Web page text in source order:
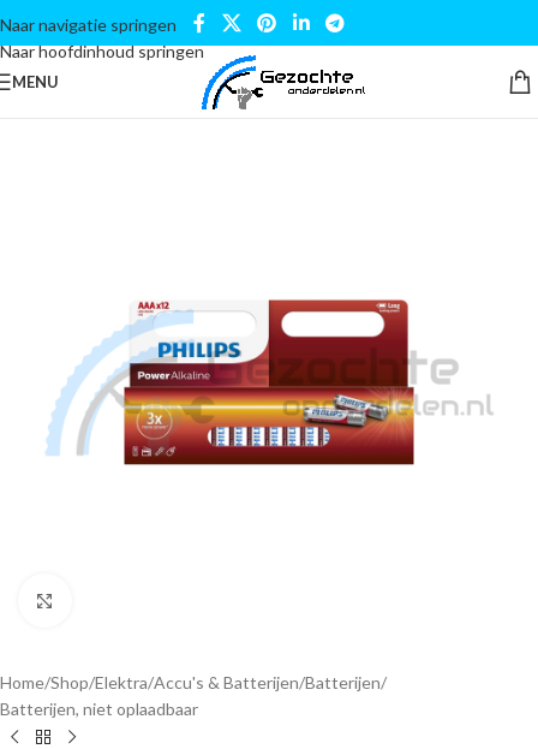
Naar navigatie springen
Naar hoofdinhoud springen
MENU
Home/Shop/Elektra/Accu's & Batterijen/Batterijen/
Batterijen, niet oplaadbaar